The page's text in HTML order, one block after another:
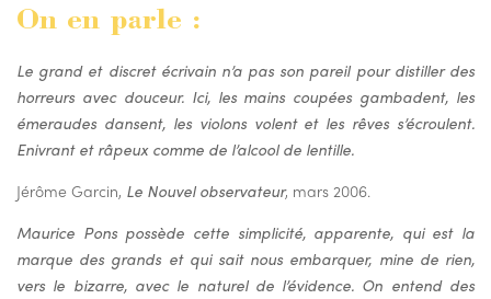
On en parle :
Le grand et discret écrivain n’a pas son pareil pour distiller des
horreurs avec douceur. Ici, les mains coupées gambadent, les
émeraudes dansent, les violons volent et les rêves s’écroulent.
Enivrant et râpeux comme de l’alcool de lentille.
Jérôme Garcin, Le Nouvel observateur, mars 2006.
Maurice Pons possède cette simplicité, apparente, qui est la
marque des grands et qui sait nous embarquer, mine de rien,
vers le bizarre, avec le naturel de l’évidence. On entend des